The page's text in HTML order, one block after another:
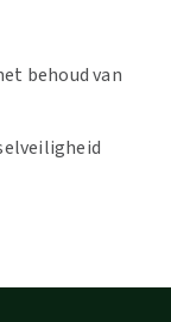
behoud van